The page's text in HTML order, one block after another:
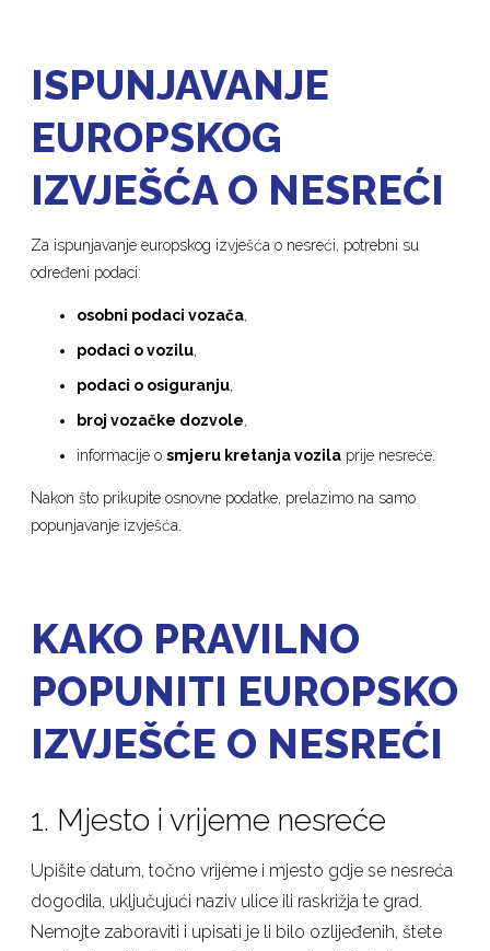
ISPUNJAVANJE
EUROPSKOG
IZVJEŠĆA O NESREĆI
Za ispunjavanje europskog izvješća o nesreći, potrebni su
određeni podaci:
osobni podaci vozača,
podaci o vozilu,
podaci o osiguranju,
broj vozačke dozvole,
informacije osmjeru kretanja vozila prije nesreće.
Nakon što prikupite osnovne podatke, prelazimo na samo
popunjavanje izvješća.
KAKO PRAVILNO
POPUNITI EUROPSKO
IZVJEŠĆE O NESREĆI
1. Mjesto i vrijeme nesreće
Upišite datum, točno vrijeme i mjesto gdje se nesreća
dogodila, uključujući naziv ulice ili raskrižja te grad.
Nemojte zaboraviti i upisati je li bilo ozlijeđenih, štete